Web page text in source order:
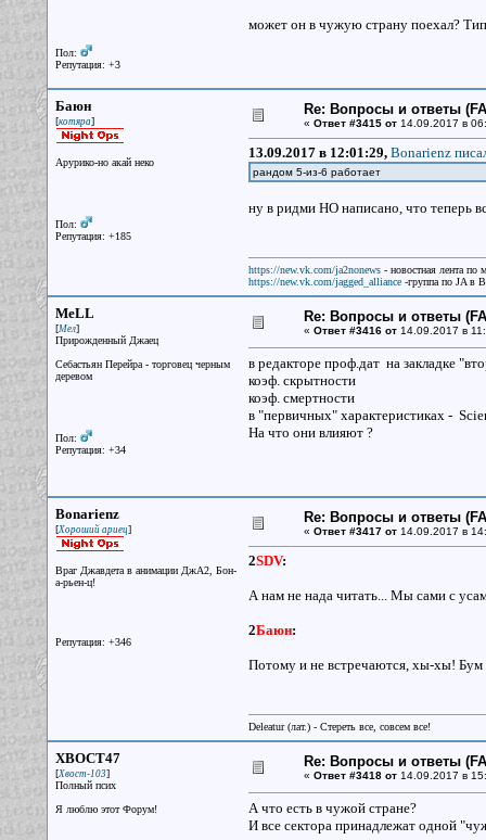
Пол:
Репутация: +3
может он в чужую страну поехал?
Баюн
[котяра]
Арурико-но акай неко
Пол:
Репутация: +185
Re: Вопросы и ответы
« Ответ #3415 от14.09.2017 в
13.09.2017 в 12:01:29, Bonarienz
рандом 5-из-6 работает
ну в ридми НО написано, что теперь
https://new.vk.com/ja2nonews- новостная лента по
https://new.vk.com/jagged_alliance-группа по JA в
MeLL
[Мел]
Прирожденный Джаец
Себастьян Перейра - торговец черным
деревом
Пол:
Репутация: +34
Re: Вопросы и ответы
« Ответ #3416 от14.09.2017 в
в редакторе проф.дат на закладке
коэф. скрытности
коэф. смертности
в "первичных" характеристиках -
На что они влияют ?
Bonarienz
[Хороший ариец]
Враг Джавдета в анимации ДжА2, Бон-
а-рьен-ц!
Репутация: +346
Re: Вопросы и ответы
« Ответ #3417 от14.09.2017 в
2SDV:
А нам не нада читать... Мы сами с
2Баюн:
Потому и не встречаются, хы-хы! Бум
Deleatur (лат.) - Стереть все, совсем все!
XBOCT47
[Хвост-103]
Полный псих
Я люблю этот Форум!
Re: Вопросы и ответы
« Ответ #3418 от14.09.2017 в
А что есть в чужой стране?
И все сектора принадлежат одной